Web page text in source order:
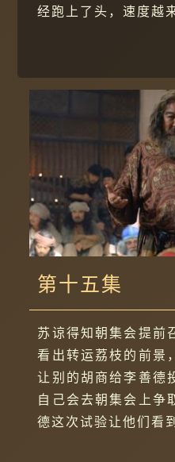
经跑上了头，速度越
第十五集
苏谅得知朝集会提前
看出转运荔枝的前景
让别的胡商给李善德
自己会去朝集会上争
德这次试验让他们看